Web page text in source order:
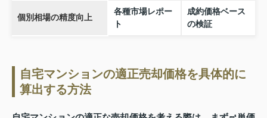
個別相場の精度向上
各種市場レポー
ト
成約価格ベース
の検証
自宅マンションの適正売却価格を具体的に
算出する方法